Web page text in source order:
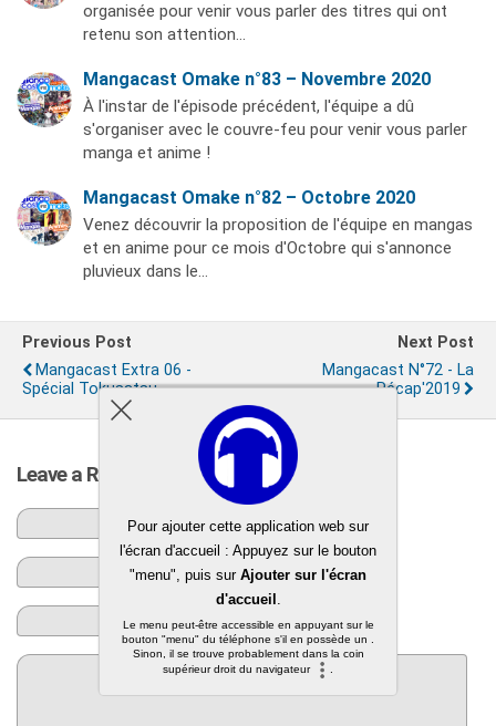
organisée pour venir vous parler des titres qui ont
retenu son attention…
Mangacast Omake n°83 – Novembre 2020
À l'instar de l'épisode précédent, l'équipe a dû
s'organiser avec le couvre-feu pour venir vous parler
manga et anime !
Mangacast Omake n°82 – Octobre 2020
Venez découvrir la proposition de l'équipe en mangas
et en anime pour ce mois d'Octobre qui s'annonce
pluvieux dans le…
Previous Post
Mangacast Extra 06 -
Spécial Tokusatsu
Next Post
Mangacast N°72 - La
Récap'2019
Leave a Reply
Name*
E-Mail*
Website